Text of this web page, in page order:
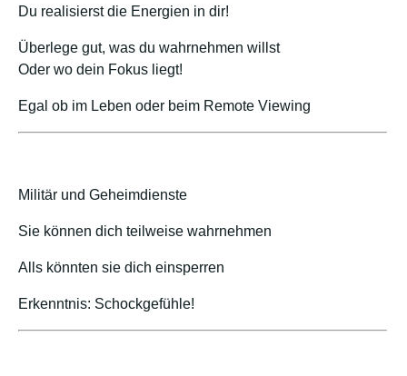
Du realisierst die Energien in dir!
Überlege gut, was du wahrnehmen willst
Oder wo dein Fokus liegt!
Egal ob im Leben oder beim Remote Viewing
Militär und Geheimdienste
Sie können dich teilweise wahrnehmen
Alls könnten sie dich einsperren
Erkenntnis: Schockgefühle!